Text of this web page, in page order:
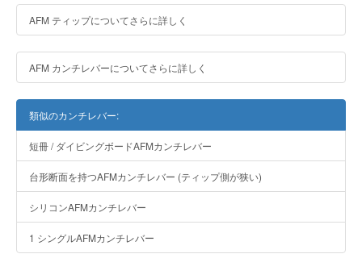
AFM ティップについてさらに詳しく
AFM カンチレバーについてさらに詳しく
類似のカンチレバー:
短冊 / ダイビングボードAFMカンチレバー
台形断面を持つAFMカンチレバー (ティップ側が狭い)
シリコンAFMカンチレバー
1 シングルAFMカンチレバー